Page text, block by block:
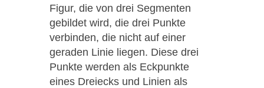
Figur, die von drei Segmenten
gebildet wird, die drei Punkte
verbinden, die nicht auf einer
geraden Linie liegen. Diese drei
Punkte werden als Eckpunkte
eines Dreiecks und Linien als